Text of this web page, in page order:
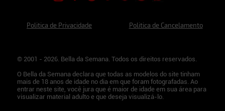
Politica de Privacidade Politica de Cancelamento
© 2001 - 2026. Bella da Semana. Todos os direitos reservados.
O Bella da Semana declara que todas as modelos do site tinham
mais de 18 anos de idade no dia em que foram fotografadas. Ao
entrar neste site, você jura que é maior de idade em sua área para
visualizar material adulto e que deseja visualizá-lo.